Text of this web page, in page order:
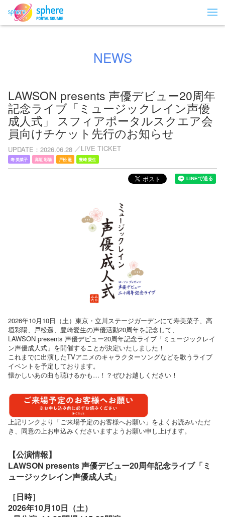
NEWS
LAWSON presents 声優デビュー20周年
記念ライブ「ミュージックレイン声優
成人式」 スフィアポータルスクエア会
員向けチケット先行のお知らせ
UPDATE 2026.06.28 LIVE TICKET
寿 美菜子 高垣 彩陽 戸松 遥 豊崎 愛生
2026年10月10日（土）東京・立川ステージガーデンにて寿美菜子、高
垣彩陽、戸松遥、豊崎愛生の声優活動20周年を記念して、
LAWSON presents 声優デビュー20周年記念ライブ「ミュージックレイ
ン声優成人式」を開催することが決定いたしました！
これまでに出演したTVアニメのキャラクターソングなどを歌うライブ
イベントを予定しております。
懐かしいあの曲も聴けるかも…！？ぜひお越しください！
上記リンクより「ご来場予定のお客様へお願い」をよくお読みいただ
き、同意の上お申込みくださいますようお願い申し上げます。
【公演情報】
LAWSON presents声優デビュー20周年記念ライブ「ミ
ュージックレイン声優成人式」
［日時］
2026年10月10日（土）